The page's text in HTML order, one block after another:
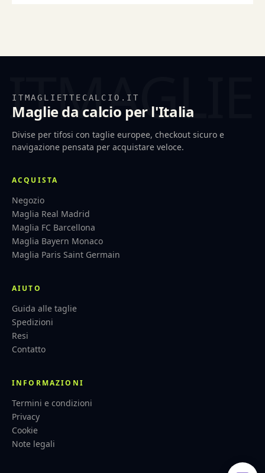
ITMAGLIETTECALCIO.IT
Maglie da calcio per l'Italia
Divise per tifosi con taglie europee, checkout sicuro e
navigazione pensata per acquistare veloce.
ACQUISTA
Negozio
Maglia Real Madrid
Maglia FC Barcellona
Maglia Bayern Monaco
Maglia Paris Saint Germain
AIUTO
Guida alle taglie
Spedizioni
Resi
Contatto
INFORMAZIONI
Termini e condizioni
Privacy
Cookie
Note legali